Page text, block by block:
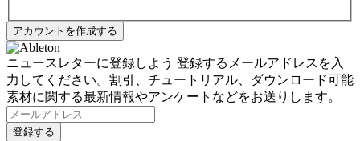
ニュースレターに登録しよう 登録するメールアドレスを入
力してください。割引、チュートリアル、ダウンロード可能
素材に関する最新情報やアンケートなどをお送りします。